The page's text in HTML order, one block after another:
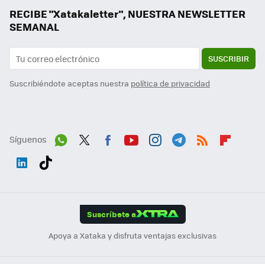
RECIBE "Xatakaletter", NUESTRA NEWSLETTER
SEMANAL
SUSCRIBIR
Suscribiéndote aceptas nuestra política de privacidad
Síguenos
Suscríbete a
Apoya a Xataka y disfruta ventajas exclusivas